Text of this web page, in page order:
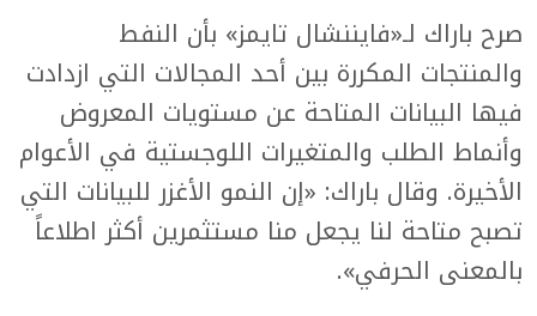
صرح باراك لـ«فايننشال تايمز» بأن النفط
والمنتجات المكررة بين أحد المجالات التي ازدادت
فيها البيانات المتاحة عن مستويات المعروض
وأنماط الطلب والمتغيرات اللوجستية في الأعوام
الأخيرة. وقال باراك: «إن النمو الأغزر للبيانات التي
تصبح متاحة لنا يجعل منا مستثمرين أكثر اطلاعاً
بالمعنى الحرفي».